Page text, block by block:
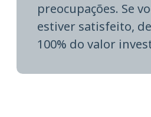
preocupações. Se
estiver satisfeito,
100% do valor